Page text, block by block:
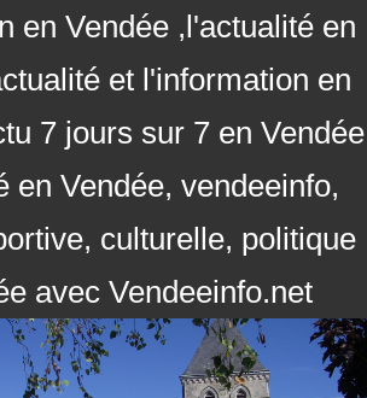
en Vendée ,l'actualité en
et l'information en
7 jours sur 7 en Vendée
en Vendée, vendeeinfo,
culturelle, politique
avec Vendeeinfo.net